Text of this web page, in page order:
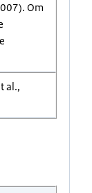
Om
al.,